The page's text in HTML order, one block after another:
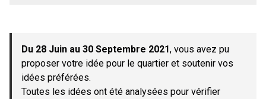
−
Du 28 Juin au 30 Septembre 2021, vous avez pu
proposer votre idée pour le quartier et soutenir vos
idées préférées.
Toutes les idées ont été analysées pour vérifier